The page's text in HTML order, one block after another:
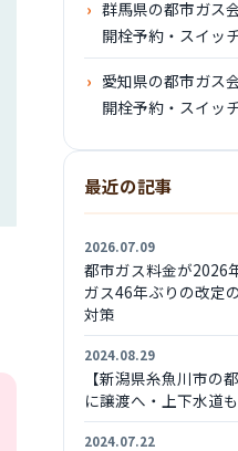
群馬県の都市ガス
開栓予約・スイッ
愛知県の都市ガス
開栓予約・スイッ
最近の記事
2026.07.09
都市ガス料金が2026
ガス46年ぶりの改定
対策
2024.08.29
【新潟県糸魚川市の
に譲渡へ・上下水道
2024.07.22